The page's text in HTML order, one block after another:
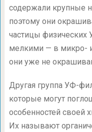
содержали крупные
поэтому они
частицы физических
мелкими — в микро-
они уже не
Другая группа УФ-
которые могут
особенностей своей
Их называют